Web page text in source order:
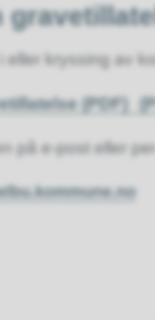
eller kryssing av
(PDF)
på e-post eller